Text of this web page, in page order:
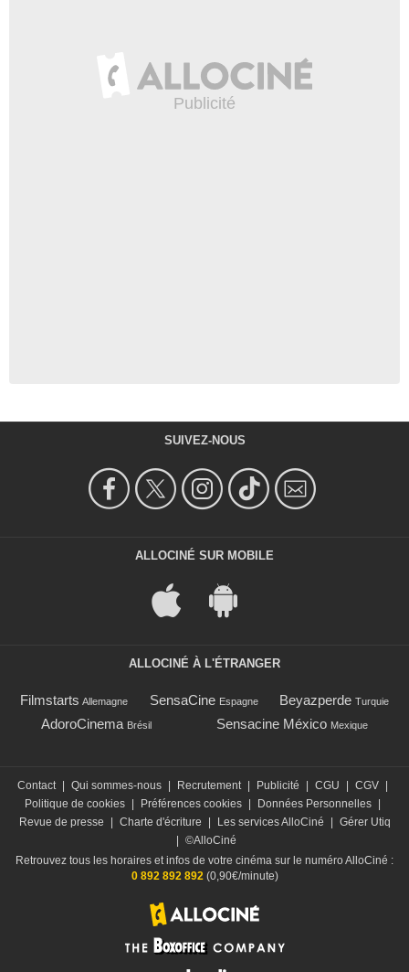
SUIVEZ-NOUS
ALLOCINÉ SUR MOBILE
ALLOCINÉ À L'ÉTRANGER
Filmstarts Allemagne SensaCine Espagne Beyazperde Turquie
AdoroCinema Brésil Sensacine México Mexique
Contact Qui sommes-nous Recrutement Publicité CGU CGV
Politique de cookies
Préférences cookies Données Personnelles
Revue de presse
Charte d'écriture Les services AlloCiné
Gérer Utiq
©AlloCiné
Retrouvez tous les horaires et infos de votre cinéma sur le numéro AlloCiné :
0 892 892 892(0,90€/minute)